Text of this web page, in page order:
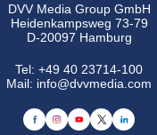
DVV Media Group GmbH
Heidenkampsweg 73-79
D-20097 Hamburg
Tel:+49 40 23714-100
Mail: info@dvvmedia.com